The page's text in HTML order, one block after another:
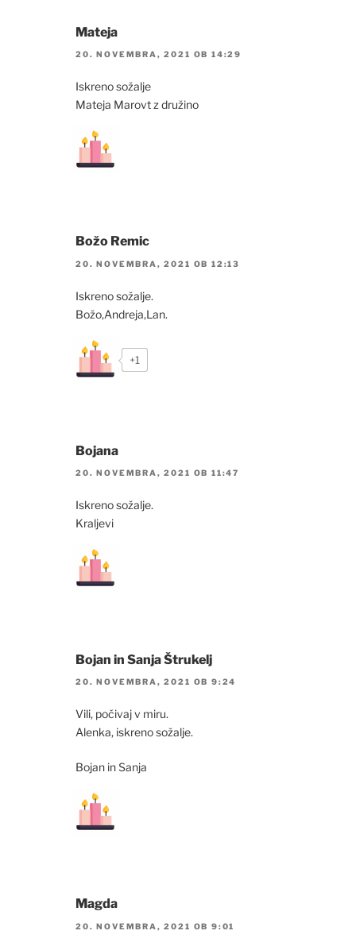
Mateja
20. NOVEMBRA, 2021 OB 14:29
Iskreno sožalje
Mateja Marovt z družino
Božo Remic
20. NOVEMBRA, 2021 OB 12:13
Iskreno sožalje.
Božo,Andreja,Lan.
+1
Bojana
20. NOVEMBRA, 2021 OB 11:47
Iskreno sožalje.
Kraljevi
Bojan in Sanja Štrukelj
20. NOVEMBRA, 2021 OB 9:24
Vili, počivaj v miru.
Alenka, iskreno sožalje.
Bojan in Sanja
Magda
20. NOVEMBRA, 2021 OB 9:01